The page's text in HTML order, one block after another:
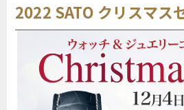
2022 SATO クリスマス